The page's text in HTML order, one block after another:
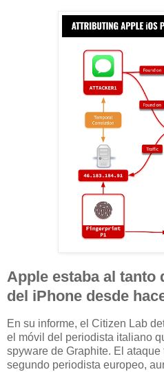
Apple estaba al tanto
del iPhone desde
En su informe, el Citizen Lab
el móvil del periodista italiano
spyware de Graphite. El
segundo periodista europeo,